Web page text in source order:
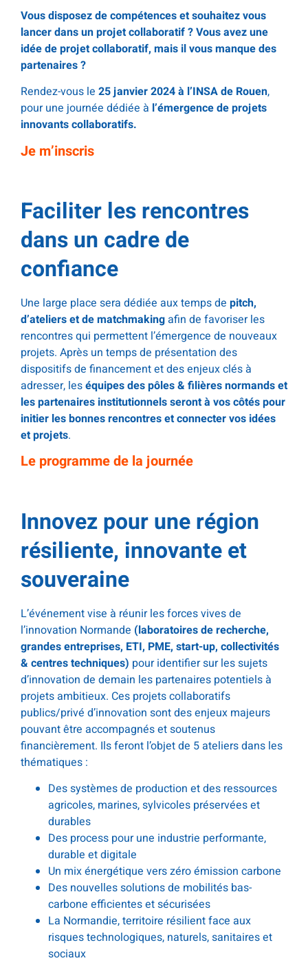
Vous disposez de compétences et souhaitez vous
lancer dans un projet collaboratif ?Vous avez une
idée de projet collaboratif, mais il vous manque des
partenaires ?
Rendez-vous le 25 janvier 2024 à l’INSA de Rouen,
pour une journée dédiée à l’émergence de projets
innovants collaboratifs.
Je m’inscris
Faciliter les rencontres
dans un cadre de
confiance
Une large place sera dédiée aux temps de pitch,
d’ateliers et de matchmakingafin de favoriser les
rencontres qui permettent l’émergence de nouveaux
projets. Après un temps de présentation des
dispositifs de financement et des enjeux clés à
adresser, leséquipes des pôles & filières normands et
les partenaires institutionnels seront à vos côtés pour
initier les bonnes rencontres et connecter vos idées
et projets.
Le programme de la journée
Innovez pour une région
résiliente, innovante et
souveraine
L’événement vise à réunir les forces vives de
l’innovation Normande (laboratoires de recherche,
grandes entreprises, ETI, PME, start-up, collectivités
& centres techniques) pour identifier sur les sujets
d’innovation de demain les partenaires potentiels à
projets ambitieux. Ces projets collaboratifs
publics/privé d’innovation sont des enjeux majeurs
pouvant être accompagnés et soutenus
financièrement. Ils feront l’objet de 5 ateliers dans les
thématiques :
Des systèmes de production et des ressources
agricoles, marines, sylvicoles préservées et
durables
Des process pour une industrie performante,
durable et digitale
Un mix énergétique vers zéro émission carbone
Des nouvelles solutions de mobilités bas-
carbone efficientes et sécurisées
La Normandie, territoire résilient face aux
risques technologiques, naturels, sanitaires et
sociaux